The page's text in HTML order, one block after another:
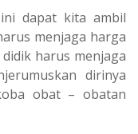
dapat kita ambil
menjaga harga
harus menjaga
dirinya
obat – obatan